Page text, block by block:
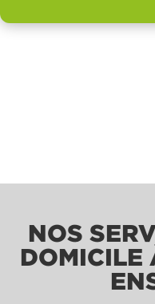
NOS
DOMICILE